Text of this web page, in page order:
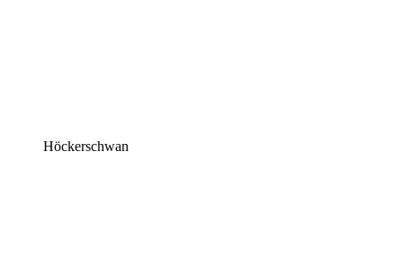
Höckerschwan